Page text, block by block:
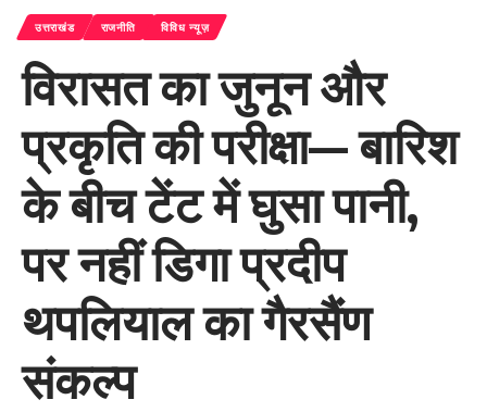
उत्तराखंड राजनीति विविध न्यूज़
विरासत का जुनून और
प्रकृति की परीक्षा— बारिश
के बीच टेंट में घुसा पानी,
पर नहीं डिगा प्रदीप
थपलियाल का गैरसैंण
संकल्प